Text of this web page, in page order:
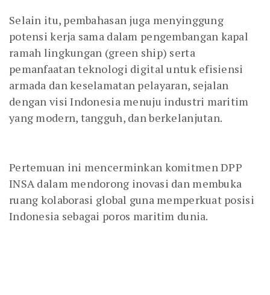
Selain itu, pembahasan juga menyinggung
potensi kerja sama dalam pengembangan kapal
ramah lingkungan (green ship) serta
pemanfaatan teknologi digital untuk efisiensi
armada dan keselamatan pelayaran, sejalan
dengan visi Indonesia menuju industri maritim
yang modern, tangguh, dan berkelanjutan.
Pertemuan ini mencerminkan komitmen DPP
INSA dalam mendorong inovasi dan membuka
ruang kolaborasi global guna memperkuat posisi
Indonesia sebagai poros maritim dunia.